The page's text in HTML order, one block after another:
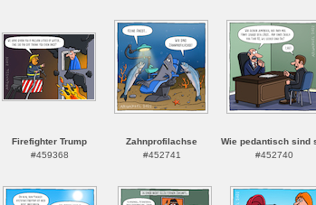
Firefighter Trump
#459368
Zahnprofilachse
#452741
Wie pedantisch sind
#452740